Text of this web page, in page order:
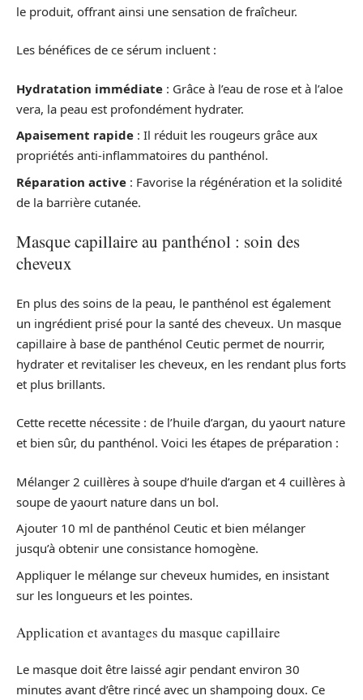
le produit, offrant ainsi une sensation de fraîcheur.
Les bénéfices de ce sérum incluent :
Hydratation immédiate : Grâce à l’eau de rose et à l’aloe
vera, la peau est profondément hydrater.
Apaisement rapide : Il réduit les rougeurs grâce aux
propriétés anti-inflammatoires du panthénol.
Réparation active : Favorise la régénération et la solidité
de la barrière cutanée.
Masque capillaire au panthénol : soin des
cheveux
En plus des soins de la peau, le panthénol est également
un ingrédient prisé pour la santé des cheveux. Un masque
capillaire à base de panthénol Ceutic permet de nourrir,
hydrater et revitaliser les cheveux, en les rendant plus forts
et plus brillants.
Cette recette nécessite : de l’huile d’argan, du yaourt nature
et bien sûr, du panthénol. Voici les étapes de préparation :
Mélanger 2 cuillères à soupe d’huile d’argan et 4 cuillères à
soupe de yaourt nature dans un bol.
Ajouter 10 ml de panthénol Ceutic et bien mélanger
jusqu’à obtenir une consistance homogène.
Appliquer le mélange sur cheveux humides, en insistant
sur les longueurs et les pointes.
Application et avantages du masque capillaire
Le masque doit être laissé agir pendant environ 30
minutes avant d’être rincé avec un shampoing doux. Ce